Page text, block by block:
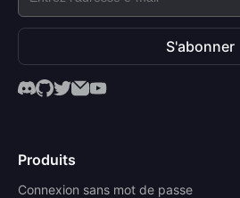
S'abonner
Produits
Connexion sans mot de passe